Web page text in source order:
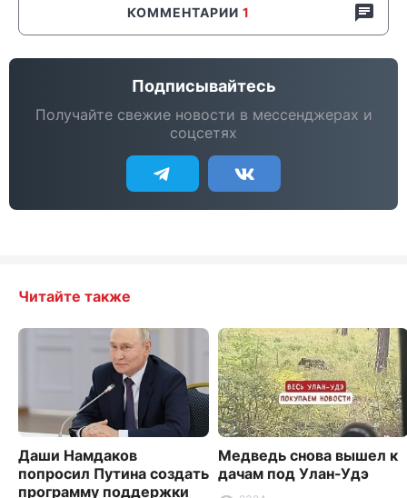
КОММЕНТАРИИ 1
Подписывайтесь
Получайте свежие новости в мессенджерах и
соцсетях
Читайте также
Даши Намдаков
попросил Путина создать
программу поддержки
Медведь снова вышел к
дачам под Улан-Удэ